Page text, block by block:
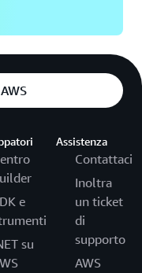
e
su
Assistenza
Contattaci
Inoltra
un ticket
di
supporto
AWS